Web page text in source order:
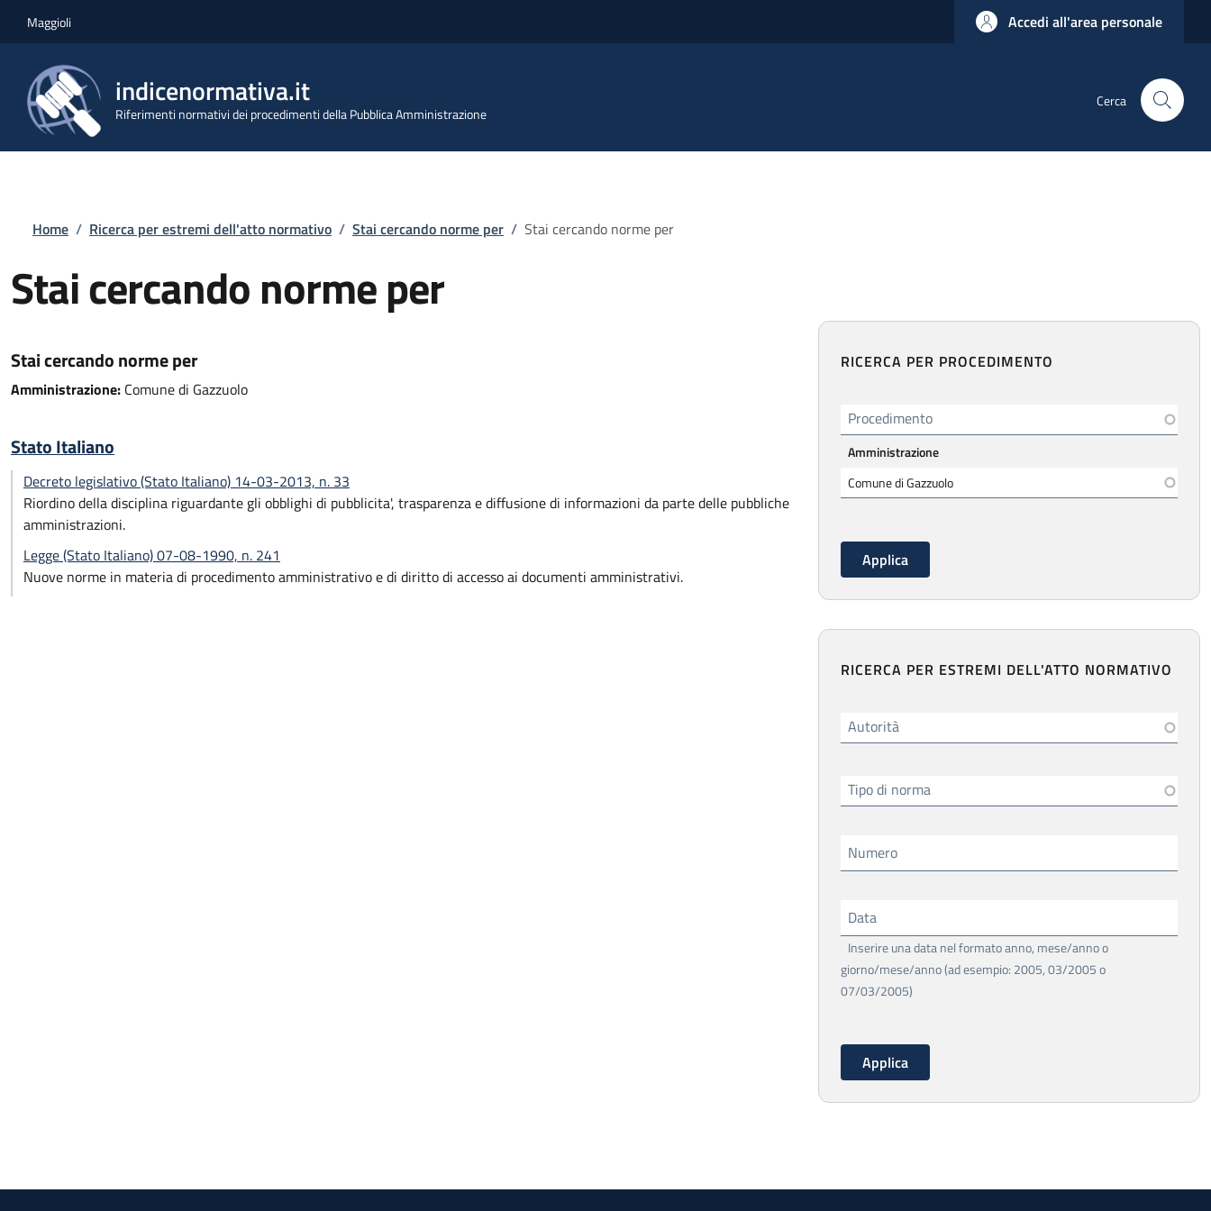
Maggioli Accedi all'area personale
indicenormativa.it
Riferimenti normativi dei procedimenti della Pubblica Amministrazione
Cerca
Briciole di pane
Home / Ricerca per estremi dell'atto normativo / Stai cercando norme per / Stai cercando norme per
Stai cercando norme per
Stai cercando norme per
Amministrazione: Comune di Gazzuolo
Stato Italiano
Decreto legislativo (Stato Italiano) 14-03-2013, n. 33
Riordino della disciplina riguardante gli obblighi di pubblicita', trasparenza e diffusione di informazioni da parte delle pubbliche
amministrazioni.
Legge (Stato Italiano) 07-08-1990, n. 241
Nuove norme in materia di procedimento amministrativo e di diritto di accesso ai documenti amministrativi.
RICERCA PER PROCEDIMENTO
Procedimento
Amministrazione
RICERCA PER ESTREMI DELL'ATTO NORMATIVO
Autorità
Tipo di norma
Numero
Data
Inserire una data nel formato anno, mese/anno o
giorno/mese/anno (ad esempio: 2005, 03/2005 o
07/03/2005)